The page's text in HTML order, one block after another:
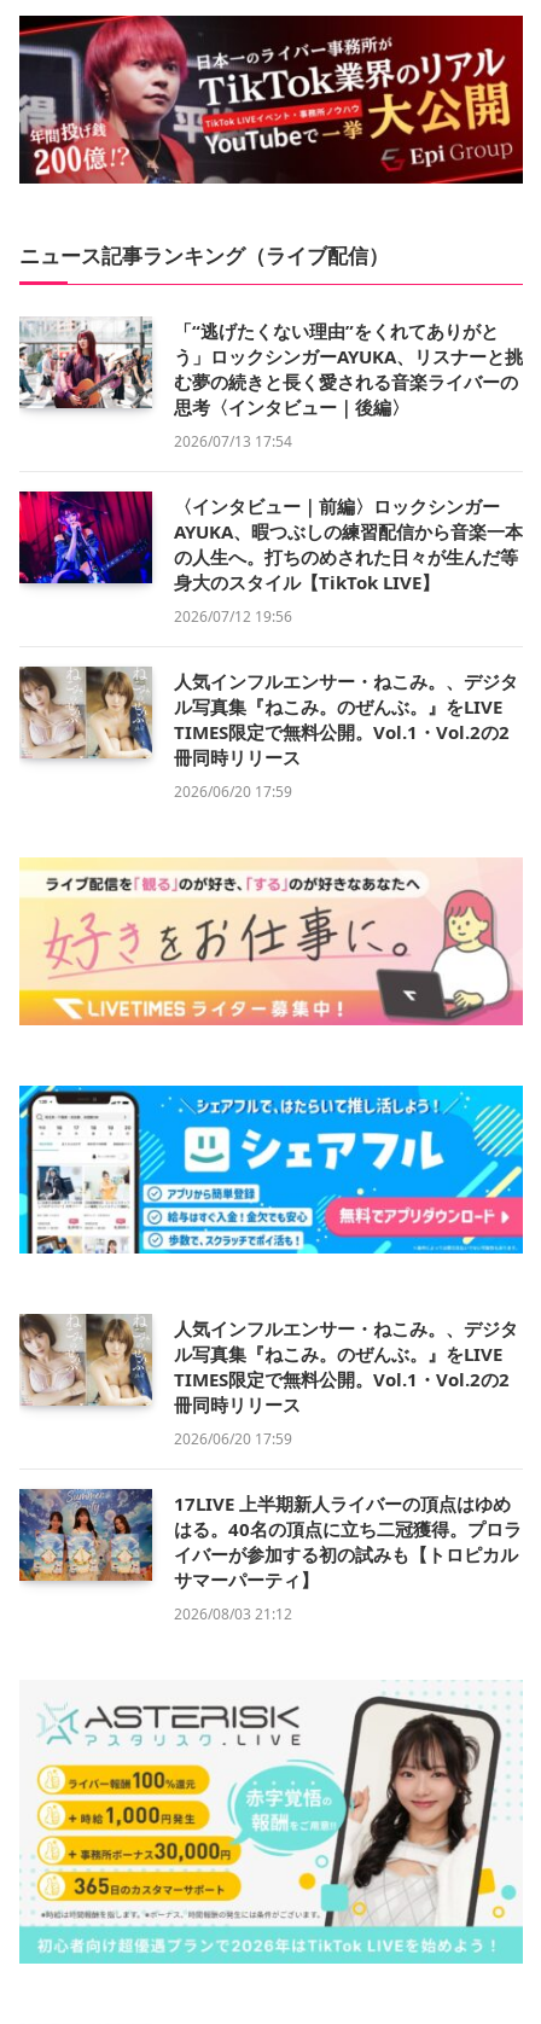
ニュース記事ランキング（ライブ配信）
「“逃げたくない理由”をくれてありがと
う」ロックシンガーAYUKA、リスナーと挑
む夢の続きと長く愛される音楽ライバーの
思考〈インタビュー｜後編〉
2026/07/13 17:54
〈インタビュー｜前編〉ロックシンガー
AYUKA、暇つぶしの練習配信から音楽一本
の人生へ。打ちのめされた日々が生んだ等
身大のスタイル【TikTok LIVE】
2026/07/12 19:56
人気インフルエンサー・ねこみ。、デジタ
ル写真集『ねこみ。のぜんぶ。』をLIVE
TIMES限定で無料公開。Vol.1・Vol.2の2
冊同時リリース
2026/06/20 17:59
人気インフルエンサー・ねこみ。、デジタ
ル写真集『ねこみ。のぜんぶ。』をLIVE
TIMES限定で無料公開。Vol.1・Vol.2の2
冊同時リリース
2026/06/20 17:59
17LIVE 上半期新人ライバーの頂点はゆめ
はる。40名の頂点に立ち二冠獲得。プロラ
イバーが参加する初の試みも【トロピカル
サマーパーティ】
2026/08/03 21:12